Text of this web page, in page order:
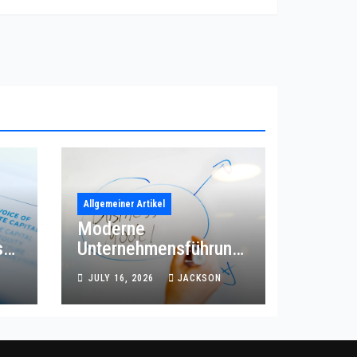
Allgemeiner Artikel
Moderne
Unternehmensführung
mit effizienter
Prozessordnung
JULY 16, 2026 JACKSON